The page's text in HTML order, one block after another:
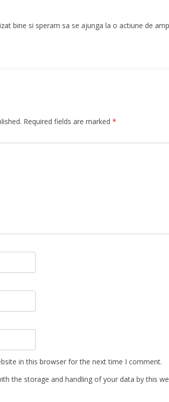
bine si speram sa se ajunga la o actiune de
Required fields are marked *
in this browser for the next time I comment.
the storage and handling of your data by this